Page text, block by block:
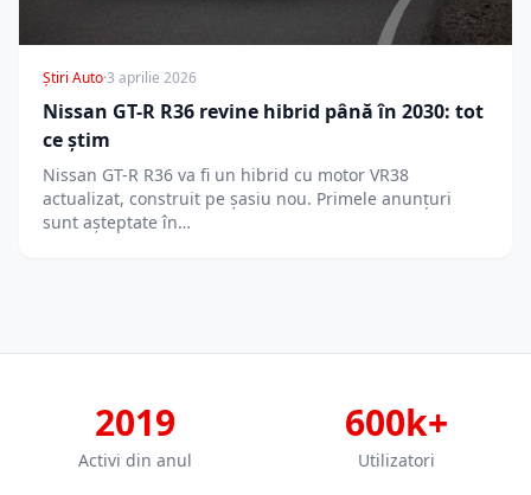
Știri Auto·3 aprilie 2026
Nissan GT-R R36 revine hibrid până în 2030: tot
ce știm
Nissan GT-R R36 va fi un hibrid cu motor VR38
actualizat, construit pe șasiu nou. Primele anunțuri
sunt așteptate în…
2019
Activi din anul
600k+
Utilizatori